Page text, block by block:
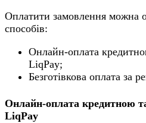
Оплатити замовлення можна
способів:
Онлайн-оплата
LiqPay;
Безготівкова оплата за
Онлайн-оплата кредитною
LiqPay